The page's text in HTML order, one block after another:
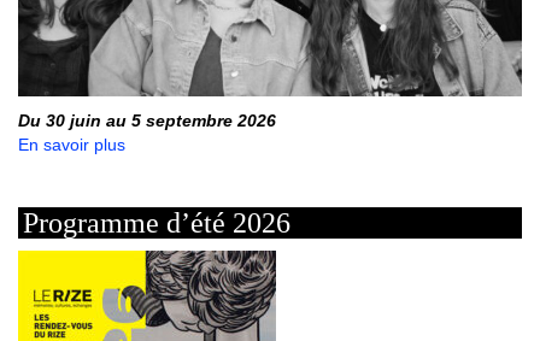
Du 30 juin au 5 septembre 2026
En savoir plus
Programme d’été 2026